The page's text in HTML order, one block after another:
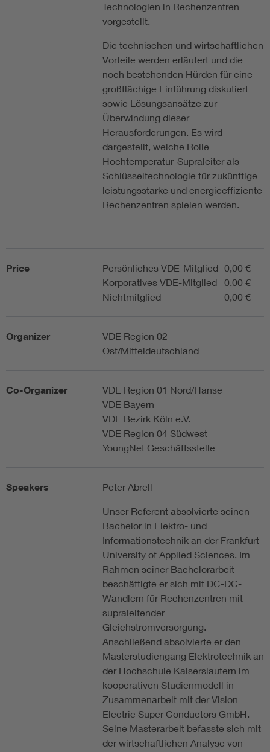
Technologien in Rechenzentren
vorgestellt.
Die technischen und wirtschaftlichen
Vorteile werden erläutert und die
noch bestehenden Hürden für eine
großflächige Einführung diskutiert
sowie Lösungsansätze zur
Überwindung dieser
Herausforderungen. Es wird
dargestellt, welche Rolle
Hochtemperatur-Supraleiter als
Schlüsseltechnologie für zukünftige
leistungsstarke und energieeffiziente
Rechenzentren spielen werden.
Price Persönliches VDE-Mitglied 0,00 €
Korporatives VDE-Mitglied
0,00 €
Nichtmitglied
0,00 €
Organizer
VDE Region 02
Ost/Mitteldeutschland
Co-Organizer
VDE Region 01 Nord/Hanse
VDE Bayern
VDE Bezirk Köln e.V.
VDE Region 04 Südwest
YoungNet Geschäftsstelle
Speakers Peter Abrell
Unser Referent absolvierte seinen
Bachelor in Elektro- und
Informationstechnik an der Frankfurt
University of Applied Sciences. Im
Rahmen seiner Bachelorarbeit
beschäftigte er sich mit DC-DC-
Wandlern für Rechenzentren mit
supraleitender
Gleichstromversorgung.
Anschließend absolvierte er den
Masterstudiengang Elektrotechnik an
der Hochschule Kaiserslautern im
kooperativen Studienmodell in
Zusammenarbeit mit der Vision
Electric Super Conductors GmbH.
Seine Masterarbeit befasste sich mit
der wirtschaftlichen Analyse von